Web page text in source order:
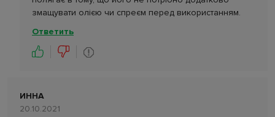
змащувати олією чи спреєм перед використанням.
Ответить
ИННА
20.10.2021